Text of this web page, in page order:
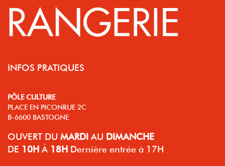
INFOS PRATIQUES
PÔLE CULTURE
PLACE EN PICONRUE 2C
B-6600 BASTOGNE
OUVERT DU MARDI AU DIMANCHE
DE 10H À 18H Dernière entrée à 17H